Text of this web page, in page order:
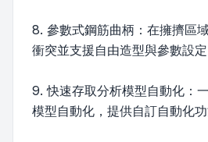
8. 參數式鋼筋曲柄：在擁擠區
衝突並支援自由造型與參數設定
9. 快速存取分析模型自動化：
模型自動化，提供自訂自動化功